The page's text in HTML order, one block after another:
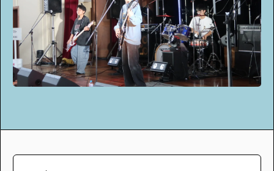
特集・連載 社会体験
アンケート プレゼント
ティーンのうちにしかできない特別な体験を！